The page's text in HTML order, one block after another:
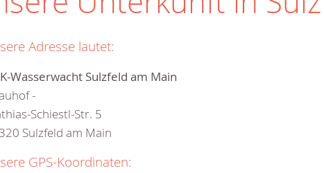
Adresse lautet:
Wasserwacht Sulzfeld am Main
-
Schiestl-Str. 5
Sulzfeld am Main
GPS-Koordinaten: